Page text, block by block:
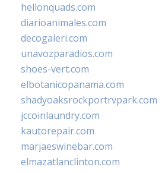
hellonquads.com
diarioanimales.com
decogaleri.com
unavozparadios.com
shoes-vert.com
elbotanicopanama.com
shadyoaksrockportrvpark.com
jccoinlaundry.com
kautorepair.com
marjaeswinebar.com
elmazatlanclinton.com